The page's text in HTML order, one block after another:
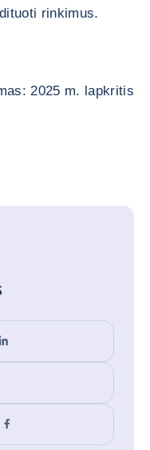
rinkimus.
2025 m. lapkritis